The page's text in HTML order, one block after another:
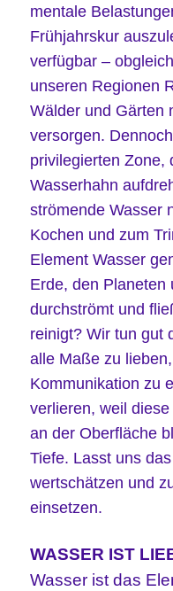
mentale
Frühjahrskur
verfügbar –
unseren Regionen
Wälder und Gärten
versorgen.
privilegierten Zone,
Wasserhahn
strömende Wasser
Kochen und zum
Element Wasser
Erde, den Planeten
durchströmt und
reinigt? Wir tun gut
alle Maße zu
Kommunikation zu
verlieren, weil
an der Oberfläche
Tiefe. Lasst uns
wertschätzen und
einsetzen.
WASSER IST
Wasser ist das